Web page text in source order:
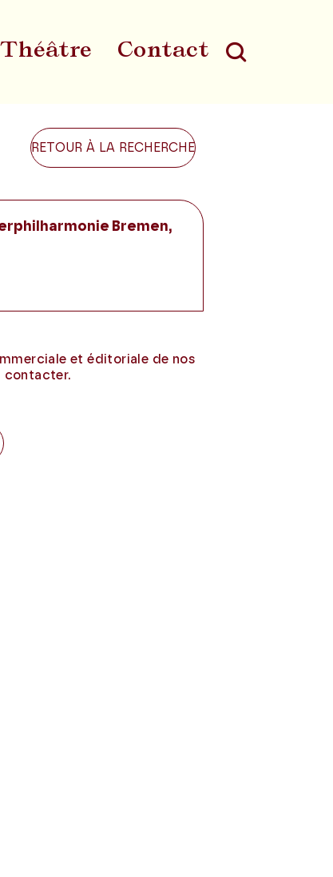
Contact
Au
RETOUR À LA RECHERCHE
Bremen,
et éditoriale de nos
contacter.